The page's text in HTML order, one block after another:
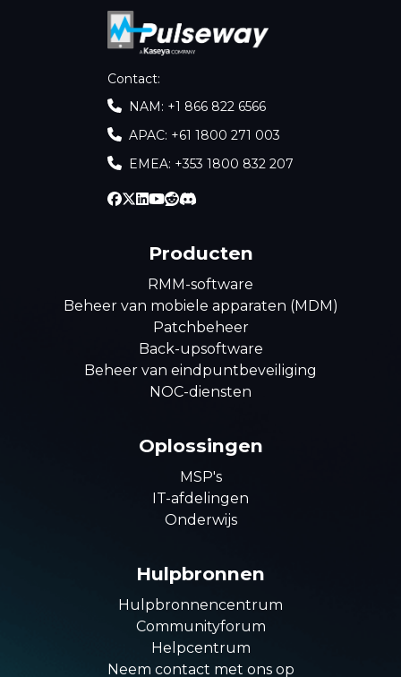
Contact:
NAM: +1 866 822 6566
APAC: +61 1800 271 003
EMEA: +353 1800 832 207
Producten
RMM-software
Beheer van mobiele apparaten (MDM)
Patchbeheer
Back-upsoftware
Beheer van eindpuntbeveiliging
NOC-diensten
Oplossingen
MSP's
IT-afdelingen
Onderwijs
Hulpbronnen
Hulpbronnencentrum
Communityforum
Helpcentrum
Neem contact met ons op